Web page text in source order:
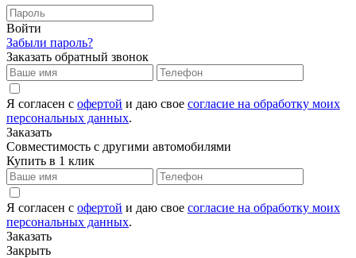
Войти
Забыли пароль?
Заказать обратный звонок
Я согласен с офертой и даю свое согласие на обработку моих
персональных данных.
Заказать
Совместимость с другими автомобилями
Купить в 1 клик
Я согласен с офертой и даю свое согласие на обработку моих
персональных данных.
Заказать
Закрыть